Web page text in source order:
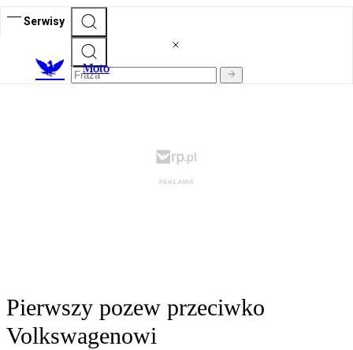
Serwisy
Moto
Pierwszy pozew przeciwko
Volkswagenowi